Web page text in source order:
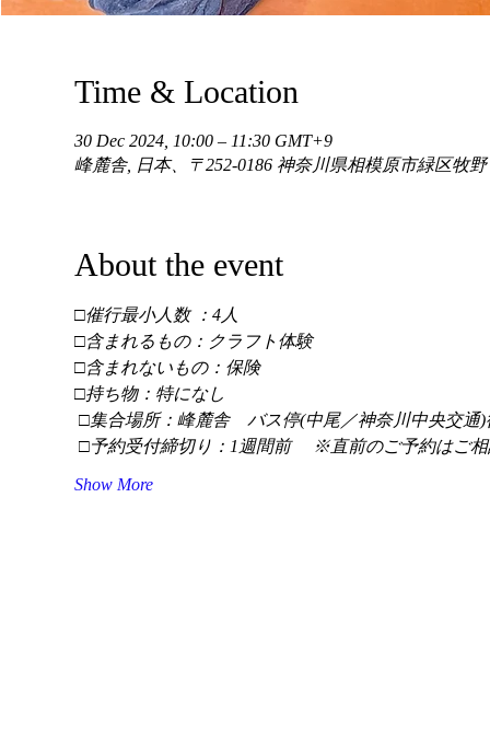
Time & Location
30 Dec 2024, 10:00 – 11:30 GMT+9
峰麓舎, 日本、〒252-0186 神奈川県相模原市緑区牧
About the event
□催行最小人数 ：4人
□含まれるもの：クラフト体験
□含まれないもの：保険
□持ち物：特になし
□集合場所：峰麓舎　バス停(中尾／神奈川中央交通)
□予約受付締切り：1週間前 　※直前のご予約はご
Show More